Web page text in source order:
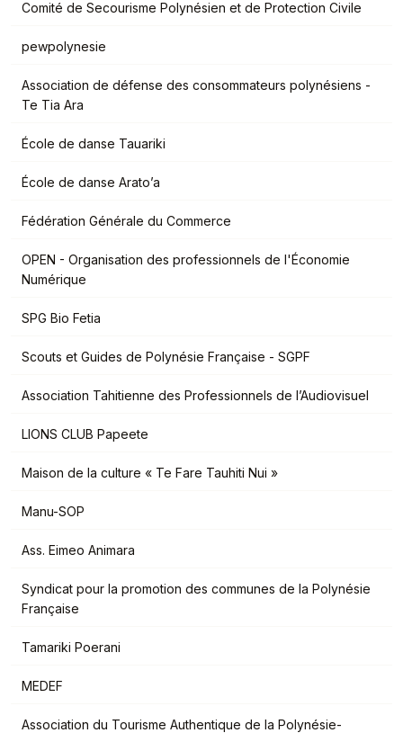
Comité de Secourisme Polynésien et de Protection Civile
pewpolynesie
Association de défense des consommateurs polynésiens -
Te Tia Ara
École de danse Tauariki
École de danse Arato’a
Fédération Générale du Commerce
OPEN - Organisation des professionnels de l'Économie
Numérique
SPG Bio Fetia
Scouts et Guides de Polynésie Française - SGPF
Association Tahitienne des Professionnels de l’Audiovisuel
LIONS CLUB Papeete
Maison de la culture « Te Fare Tauhiti Nui »
Manu-SOP
Ass. Eimeo Animara
Syndicat pour la promotion des communes de la Polynésie
Française
Tamariki Poerani
MEDEF
Association du Tourisme Authentique de la Polynésie-